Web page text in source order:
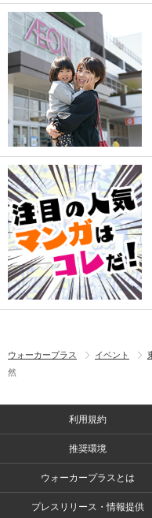
ウォーカープラス イベント
然
利用規約
推奨環境
ウォーカープラスとは
プレスリリース・情報提供